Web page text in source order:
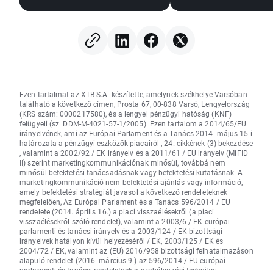
került sor; a devizapiacok
stagnálnak (2026.08.06.)
Ezen tartalmat az XTB S.A. készítette, amelynek székhelye Varsóban
található a következő címen, Prosta 67, 00-838 Varsó, Lengyelország
(KRS szám: 0000217580), és a lengyel pénzügyi hatóság (KNF)
felügyeli (sz. DDM-M-4021-57-1/2005). Ezen tartalom a 2014/65/EU
irányelvének, ami az Európai Parlament és a Tanács 2014. május 15-i
határozata a pénzügyi eszközök piacairól , 24. cikkének (3) bekezdése
, valamint a 2002/92 / EK irányelv és a 2011/61 / EU irányelv (MiFID
II) szerint marketingkommunikációnak minősül, továbbá nem
minősül befektetési tanácsadásnak vagy befektetési kutatásnak. A
marketingkommunikáció nem befektetési ajánlás vagy információ,
amely befektetési stratégiát javasol a következő rendeleteknek
megfelelően, Az Európai Parlament és a Tanács 596/2014 / EU
rendelete (2014. április 16.) a piaci visszaélésekről (a piaci
visszaélésekről szóló rendelet), valamint a 2003/6 / EK európai
parlamenti és tanácsi irányelv és a 2003/124 / EK bizottsági
irányelvek hatályon kívül helyezéséről / EK, 2003/125 / EK és
2004/72 / EK, valamint az (EU) 2016/958 bizottsági felhatalmazáson
alapuló rendelet (2016. március 9.) az 596/2014 / EU európai